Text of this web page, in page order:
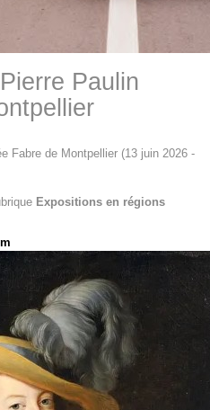
Paulin
Fabre de Montpellier (13 juin 2026 -
Expositions en régions